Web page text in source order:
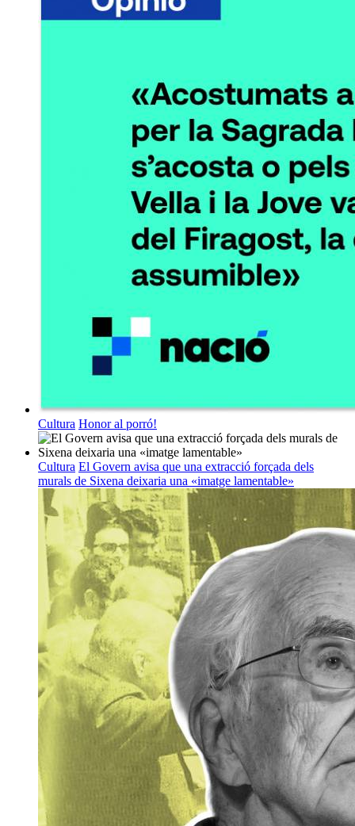
Cultura Honor al porró!
Cultura El Govern avisa que una extracció forçada dels
murals de Sixena deixaria una «imatge lamentable»